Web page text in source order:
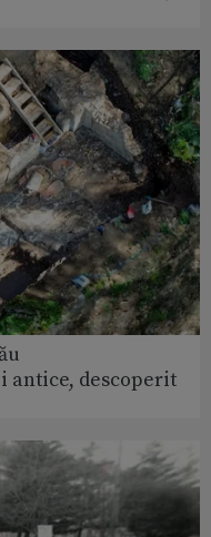
antice, descoperit